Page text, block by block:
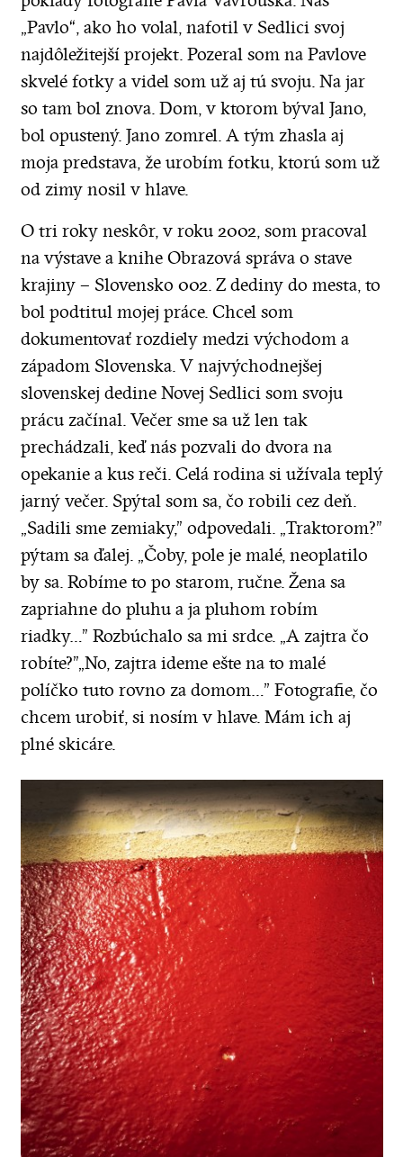
„Pavlo“, ako ho volal, nafotil v Sedlici svoj
najdôležitejší projekt. Pozeral som na Pavlove
skvelé fotky a videl som už aj tú svoju. Na jar
so tam bol znova. Dom, v ktorom býval Jano,
bol opustený. Jano zomrel. A tým zhasla aj
moja predstava, že urobím fotku, ktorú som už
od zimy nosil v hlave.
O tri roky neskôr, v roku 2002, som pracoval
na výstave a knihe Obrazová správa o stave
krajiny – Slovensko 002. Z dediny do mesta, to
bol podtitul mojej práce. Chcel som
dokumentovať rozdiely medzi východom a
západom Slovenska. V najvýchodnejšej
slovenskej dedine Novej Sedlici som svoju
prácu začínal. Večer sme sa už len tak
prechádzali, keď nás pozvali do dvora na
opekanie a kus reči. Celá rodina si užívala teplý
jarný večer. Spýtal som sa, čo robili cez deň.
„Sadili sme zemiaky,” odpovedali. „Traktorom?”
pýtam sa ďalej. „Čoby, pole je malé, neoplatilo
by sa. Robíme to po starom, ručne. Žena sa
zapriahne do pluhu a ja pluhom robím
riadky…” Rozbúchalo sa mi srdce. „A zajtra čo
robíte?”„No, zajtra ideme ešte na to malé
políčko tuto rovno za domom…" Fotografie, čo
chcem urobiť, si nosím v hlave. Mám ich aj
plné skicáre.